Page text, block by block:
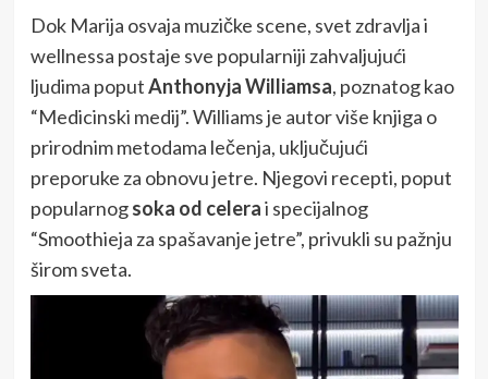
Dok Marija osvaja muzičke scene, svet zdravlja i
wellnessa postaje sve popularniji zahvaljujući
ljudima poputAnthonyja Williamsa, poznatog kao
“Medicinski medij”. Williams je autor više knjiga o
prirodnim metodama lečenja, uključujući
preporuke za obnovu jetre. Njegovi recepti, poput
popularnogsoka od celerai specijalnog
“Smoothieja za spašavanje jetre”, privukli su pažnju
širom sveta.